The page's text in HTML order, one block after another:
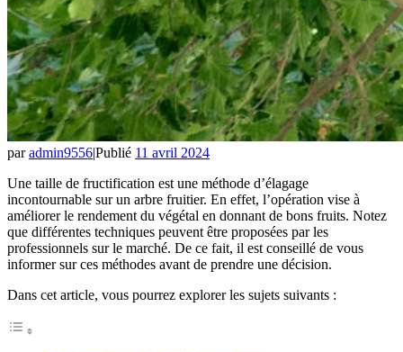
paradmin9556|Publié 11 avril 2024
Une taille de fructification est une méthode d’élagage
incontournable sur un arbre fruitier. En effet, l’opération vise à
améliorer le rendement du végétal en donnant de bons fruits. Notez
que différentes techniques peuvent être proposées par les
professionnels sur le marché. De ce fait, il est conseillé de vous
informer sur ces méthodes avant de prendre une décision.
Dans cet article, vous pourrez explorer les sujets suivants :